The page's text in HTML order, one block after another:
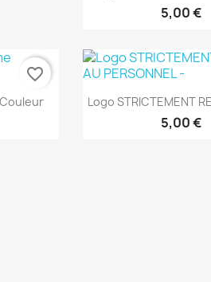
5,00 €
favorite_border
Aperçu
Logo STRICTEMENT
5,00 €